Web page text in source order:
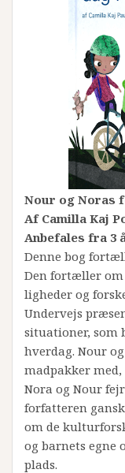
Nour og Noras
Af Camilla Kaj
Anbefales fra 3
Denne bog
Den fortæller om
ligheder og
Undervejs
situationer, som
hverdag. Nour
madpakker
Nora og Nour
forfatteren
om de
og barnets egne
plads.